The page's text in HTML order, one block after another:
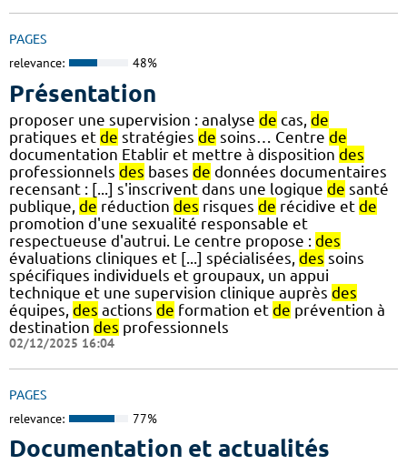
PAGES
relevance: 48%
Présentation
proposer une supervision : analyse de cas, de
pratiques et de stratégies de soins… Centre de
documentation Etablir et mettre à disposition des
professionnels des bases de données documentaires
recensant : [...] s'inscrivent dans une logique de santé
publique, de réduction des risques de récidive et de
promotion d'une sexualité responsable et
respectueuse d'autrui. Le centre propose : des
évaluations cliniques et [...] spécialisées, des soins
spécifiques individuels et groupaux, un appui
technique et une supervision clinique auprès des
équipes, des actions de formation et de prévention à
destination des professionnels
02/12/2025 16:04
PAGES
relevance: 77%
Documentation et actualités